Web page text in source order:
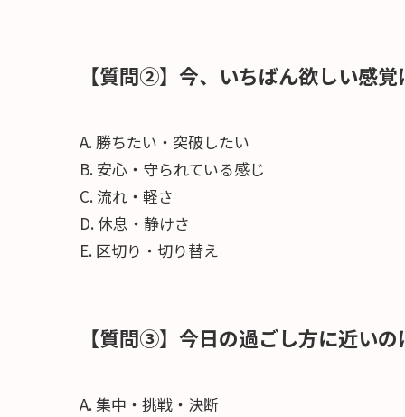
【質問②】今、いちばん欲しい感覚
A. 勝ちたい・突破したい
B. 安心・守られている感じ
C. 流れ・軽さ
D. 休息・静けさ
E. 区切り・切り替え
【質問③】今日の過ごし方に近いの
A. 集中・挑戦・決断